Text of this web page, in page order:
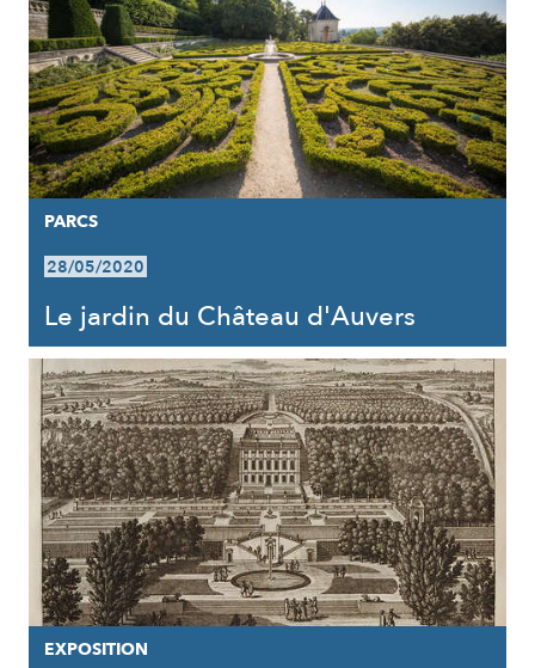
PARCS
28/05/2020
Le jardin du Château d'Auvers
EXPOSITION